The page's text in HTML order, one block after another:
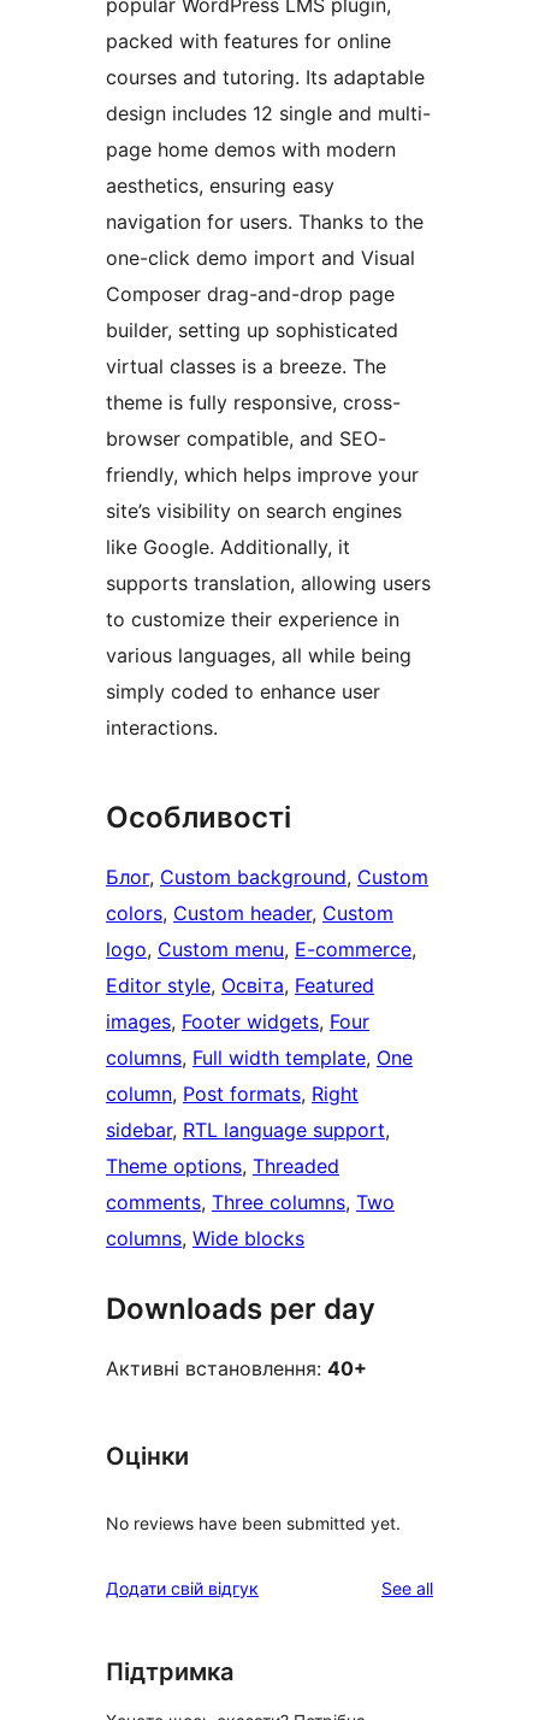
popular WordPress LMS plugin,
packed with features for online
courses and tutoring. Its adaptable
design includes 12 single and multi-
page home demos with modern
aesthetics, ensuring easy
navigation for users. Thanks to the
one-click demo import and Visual
Composer drag-and-drop page
builder, setting up sophisticated
virtual classes is a breeze. The
theme is fully responsive, cross-
browser compatible, and SEO-
friendly, which helps improve your
site’s visibility on search engines
like Google. Additionally, it
supports translation, allowing users
to customize their experience in
various languages, all while being
simply coded to enhance user
interactions.
Особливості
Блог, Custom background, Custom
colors, Custom header, Custom
logo, Custom menu, E-commerce
Editor style, Освіта, Featured
images, Footer widgets, Four
columns, Full width template, One
column, Post formats, Right
sidebar, RTL language support
Theme options, Threaded
comments, Three columns, Two
columns, Wide blocks
Downloads per day
Активні встановлення: 40+
Оцінки
No reviews have been submitted yet.
Додати свій відгук See allreviews
Підтримка